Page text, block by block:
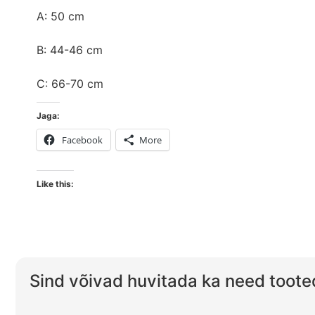
A: 50 cm
B: 44-46 cm
C: 66-70 cm
Jaga:
Facebook More
Like this:
Sind võivad huvitada ka need